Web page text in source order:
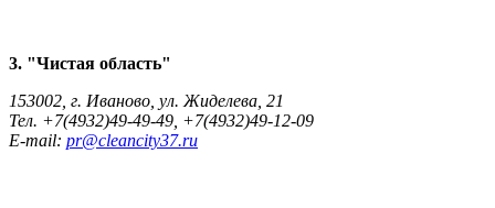
3. "Чистая область"
153002, г. Иваново, ул. Жиделева, 21
Тел. +7(4932)49-49-49, +7(4932)49-12-09
E-mail: pr@cleancity37.ru